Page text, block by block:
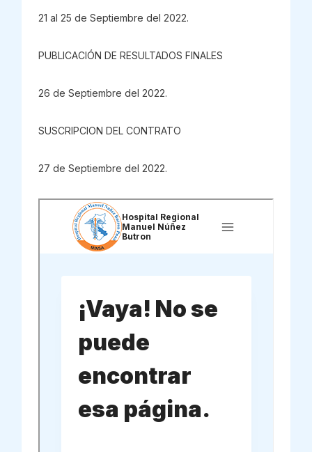
21 al 25 de Septiembre del 2022.
PUBLICACIÓN DE RESULTADOS FINALES
26 de Septiembre del 2022.
SUSCRIPCION DEL CONTRATO
27 de Septiembre del 2022.